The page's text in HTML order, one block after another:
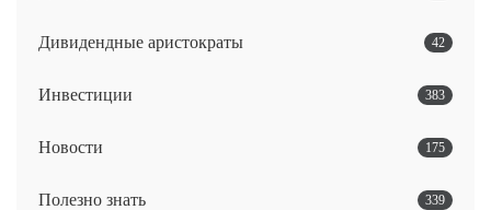
Дивидендные аристократы 42
Инвестиции 383
Новости 175
Полезно знать 339